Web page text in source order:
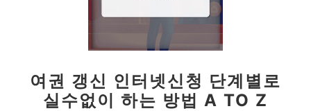
여권 갱신 인터넷신청 단계별로
실수없이 하는 방법 A TO Z